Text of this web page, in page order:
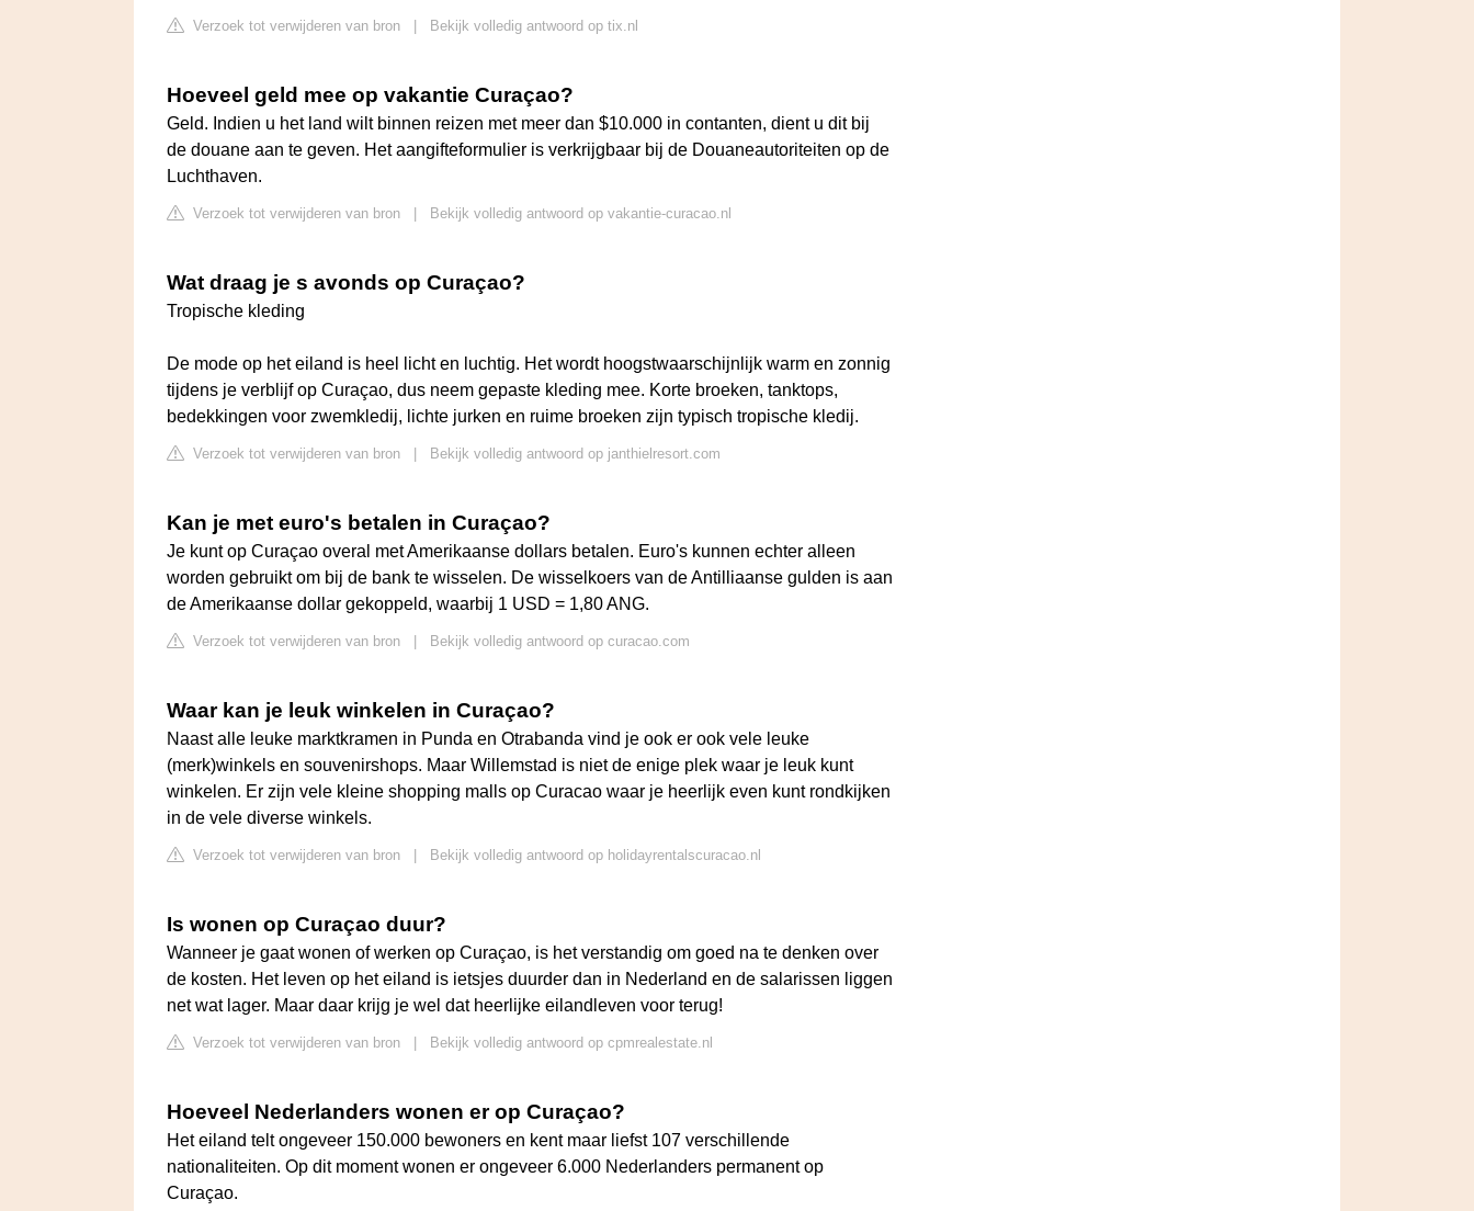
Verzoek tot verwijderen van bron Bekijk volledig antwoord op tix.nl
Hoeveel geld mee op vakantie Curaçao?
Geld. Indien u het land wilt binnen reizen met meer dan $10.000 in contanten, dient u dit bij
de douane aan te geven. Het aangifteformulier is verkrijgbaar bij de Douaneautoriteiten op de
Luchthaven.
Verzoek tot verwijderen van bron Bekijk volledig antwoord op vakantie-curacao.nl
Wat draag je s avonds op Curaçao?
Tropische kleding
De mode op het eiland is heel licht en luchtig. Het wordt hoogstwaarschijnlijk warm en zonnig
tijdens je verblijf op Curaçao, dus neem gepaste kleding mee. Korte broeken, tanktops,
bedekkingen voor zwemkledij, lichte jurken en ruime broeken zijn typisch tropische kledij.
Verzoek tot verwijderen van bron Bekijk volledig antwoord op janthielresort.com
Kan je met euro's betalen in Curaçao?
Je kunt op Curaçao overal met Amerikaanse dollars betalen. Euro's kunnen echter alleen
worden gebruikt om bij de bank te wisselen. De wisselkoers van de Antilliaanse gulden is aan
de Amerikaanse dollar gekoppeld, waarbij 1 USD = 1,80 ANG.
Verzoek tot verwijderen van bron Bekijk volledig antwoord op curacao.com
Waar kan je leuk winkelen in Curaçao?
Naast alle leuke marktkramen in Punda en Otrabanda vind je ook er ook vele leuke
(merk)winkels en souvenirshops. Maar Willemstad is niet de enige plek waar je leuk kunt
winkelen. Er zijn vele kleine shopping malls op Curacao waar je heerlijk even kunt rondkijken
in de vele diverse winkels.
Verzoek tot verwijderen van bron Bekijk volledig antwoord op holidayrentalscuracao.nl
Is wonen op Curaçao duur?
Wanneer je gaat wonen of werken op Curaçao, is het verstandig om goed na te denken over
de kosten. Het leven op het eiland is ietsjes duurder dan in Nederland en de salarissen liggen
net wat lager. Maar daar krijg je wel dat heerlijke eilandleven voor terug!
Verzoek tot verwijderen van bron Bekijk volledig antwoord op cpmrealestate.nl
Hoeveel Nederlanders wonen er op Curaçao?
Het eiland telt ongeveer 150.000 bewoners en kent maar liefst 107 verschillende
nationaliteiten. Op dit moment wonen er ongeveer 6.000 Nederlanders permanent op
Curaçao.